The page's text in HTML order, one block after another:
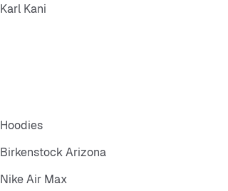
Karl Kani
Hoodies
Birkenstock Arizona
Nike Air Max